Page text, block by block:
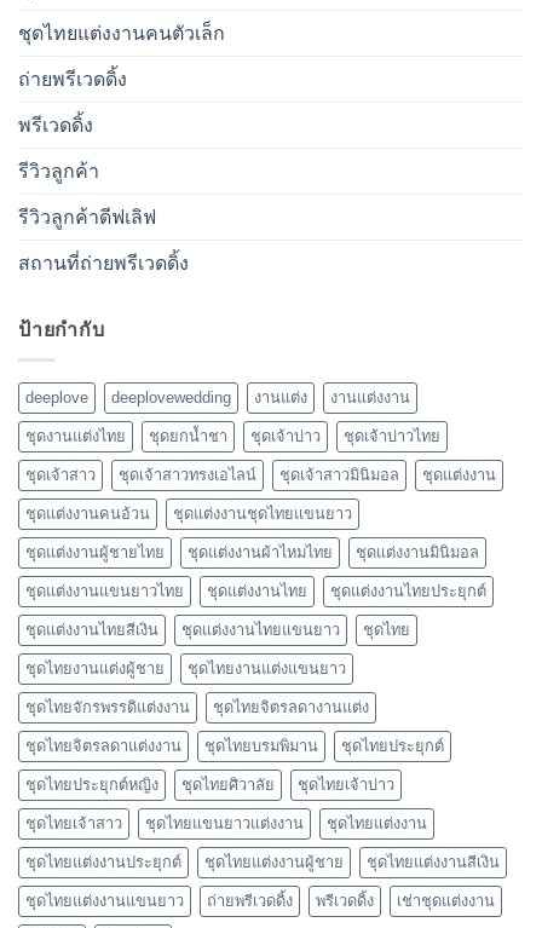
ชุดไทยแต่งงานคนตัวเล็ก
ถ่ายพรีเวดดิ้ง
พรีเวดดิ้ง
รีวิวลูกค้า
รีวิวลูกค้าดีฟเลิฟ
สถานที่ถ่ายพรีเวดดิ้ง
ป้ายกำกับ
deeplove deeplovewedding งานแต่ง งานแต่งงาน
ชุดงานแต่งไทย ชุดยกน้ำชา ชุดเจ้าบ่าว ชุดเจ้าบ่าวไทย
ชุดเจ้าสาว ชุดเจ้าสาวทรงเอไลน์ ชุดเจ้าสาวมินิมอล ชุดแต่งงาน
ชุดแต่งงานคนอ้วน ชุดแต่งงานชุดไทยแขนยาว
ชุดแต่งงานผู้ชายไทย ชุดแต่งงานผ้าไหมไทย ชุดแต่งงานมินิมอล
ชุดแต่งงานแขนยาวไทย ชุดแต่งงานไทย ชุดแต่งงานไทยประยุกต์
ชุดแต่งงานไทยสีเงิน ชุดแต่งงานไทยแขนยาว ชุดไทย
ชุดไทยงานแต่งผู้ชาย ชุดไทยงานแต่งแขนยาว
ชุดไทยจักรพรรดิแต่งงาน ชุดไทยจิตรลดางานแต่ง
ชุดไทยจิตรลดาแต่งงาน ชุดไทยบรมพิมาน ชุดไทยประยุกต์
ชุดไทยประยุกต์หญิง ชุดไทยศิวาลัย ชุดไทยเจ้าบ่าว
ชุดไทยเจ้าสาว ชุดไทยแขนยาวแต่งงาน ชุดไทยแต่งงาน
ชุดไทยแต่งงานประยุกต์ ชุดไทยแต่งงานผู้ชาย ชุดไทยแต่งงานสีเงิน
ชุดไทยแต่งงานแขนยาว ถ่ายพรีเวดดิ้ง พรีเวดดิ้ง เช่าชุดแต่งงาน